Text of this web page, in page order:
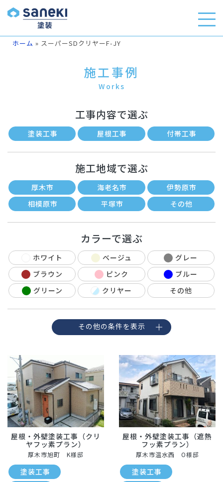
ホーム » スーパーSDクリヤーF-JY
施工事例
Works
工事内容で選ぶ
塗装工事 屋根工事 付帯工事
施工地域で選ぶ
厚木市 海老名市
伊勢原市
相模原市
平塚市 その他
カラーで選ぶ
ホワイト ベージュ
グレー
ブラウン
ピンク
ブルー
グリーン
クリヤー その他
その他の条件を表示
屋根・外壁塗装工事（クリ
ヤフッ素プラン）
厚木市旭町 K様邸
塗装工事
屋根・外壁塗装工事（遮熱
フッ素プラン）
厚木市温水西 O様邸
塗装工事